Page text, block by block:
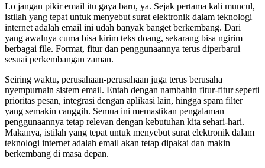
Lo jangan pikir email itu gaya baru, ya. Sejak pertama kali muncul,
istilah yang tepat untuk menyebut surat elektronik dalam teknologi
internet adalah email ini udah banyak banget berkembang. Dari
yang awalnya cuma bisa kirim teks doang, sekarang bisa ngirim
berbagai file. Format, fitur dan penggunaannya terus diperbarui
sesuai perkembangan zaman.
Seiring waktu, perusahaan-perusahaan juga terus berusaha
nyempurnain sistem email. Entah dengan nambahin fitur-fitur seperti
prioritas pesan, integrasi dengan aplikasi lain, hingga spam filter
yang semakin canggih. Semua ini memastikan pengalaman
penggunaannya tetap relevan dengan kebutuhan kita sehari-hari.
Makanya, istilah yang tepat untuk menyebut surat elektronik dalam
teknologi internet adalah email akan tetap dipakai dan makin
berkembang di masa depan.